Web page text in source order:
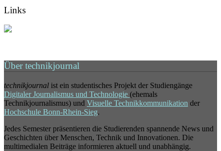
Links
Über technikjournal
technikjournal ist ein studentisches Projekt der Studiengänge
Digitaler Journalismus und Technologie (ehemals
Technikjournalismus) und Visuelle Technikkommunikation der
Hochschule Bonn-Rhein-Sieg.
Jedes Semester präsentieren die Studierenden spannende News und
Geschichten über Menschen, Technik und Innovationen. Die
multimedialen Beiträge informieren aktuell und unabhängig.